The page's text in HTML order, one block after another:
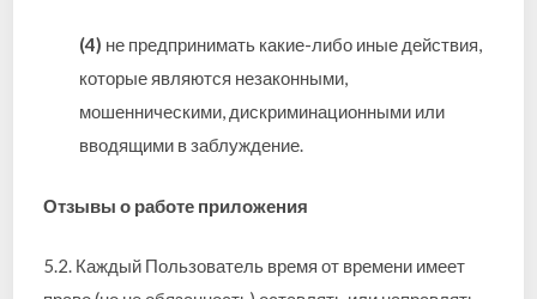
(4) не предпринимать какие-либо иные действия,
которые являются незаконными,
мошенническими, дискриминационными или
вводящими в заблуждение.
Отзывы о работе приложения
5.2. Каждый Пользователь время от времени имеет